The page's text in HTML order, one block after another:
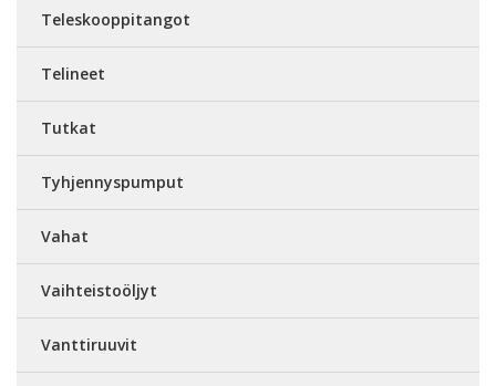
Teleskooppitangot
Telineet
Tutkat
Tyhjennyspumput
Vahat
Vaihteistoöljyt
Vanttiruuvit